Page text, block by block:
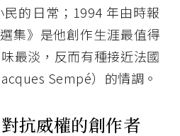
的日常；1994 年由時報
集》是他創作生涯最值得
最淡，反而有種接近法國
Sempé）的情調。
抗威權的創作者